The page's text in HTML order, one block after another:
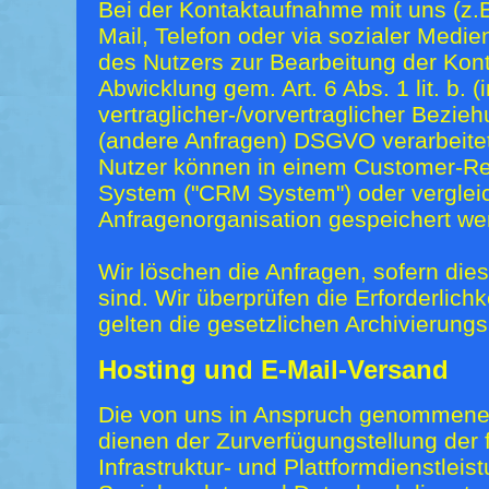
Bei der Kontaktaufnahme mit uns
Mail, Telefon oder via sozialer
des Nutzers zur Bearbeitung der
Abwicklung gem. Art. 6 Abs. 1 lit. b.
vertraglicher-/vorvertraglicher
(andere Anfragen) DSGVO
Nutzer können in einem Customer-
System ("CRM System") oder
Anfragenorganisation gespeichert
Wir löschen die Anfragen, sofern
sind. Wir überprüfen die
gelten die gesetzlichen
Hosting und E-Mail-Versand
Die von uns in Anspruch
dienen der Zurverfügungstellung der
Infrastruktur- und